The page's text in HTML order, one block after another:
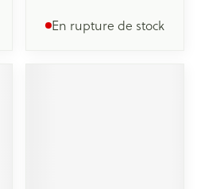
En rupture de stock